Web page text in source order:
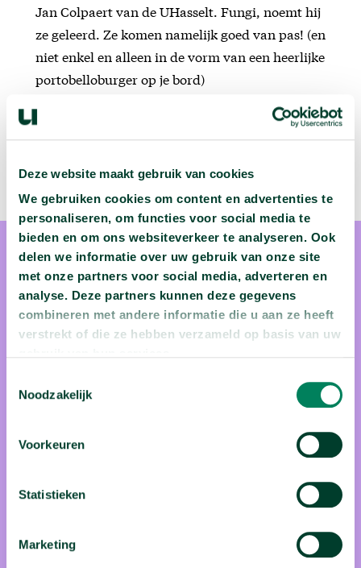
Deze website maakt gebruik van cookies
We gebruiken cookies om content en advertenties te
personaliseren, om functies voor social media te
bieden en om ons websiteverkeer te analyseren. Ook
delen we informatie over uw gebruik van onze site
met onze partners voor social media, adverteren en
analyse. Deze partners kunnen deze gegevens
combineren met andere informatie die u aan ze heeft
verstrekt of die ze hebben verzameld op basis van uw
Noodzakelijk
Voorkeuren
Statistieken
Marketing
Jan Colpaert van de UHasselt. Fungi, noemt hij
ze geleerd. Ze komen namelijk goed van pas! (en
niet enkel en alleen in de vorm van een heerlijke
portobelloburger op je bord)
prof. dr. Jan Colpaert
Hij werd professor omdat hij zo de grenzen van het
onbekende kon verkennen. Jan Colpaert neemt zijn
vertrouwd maakt met de complexiteit en verbondenheid van
natuur vindt hij het liefst op de Canarische eilanden, een
achtertuin, waar hij graag met schup en spade aan de slag